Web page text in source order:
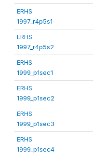
ERHS
1997_r4p5s1
ERHS
1997_r4p5s2
ERHS
1999_p1sec1
ERHS
1999_p1sec2
ERHS
1999_p1sec3
ERHS
1999_p1sec4